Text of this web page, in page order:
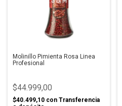
Molinillo Pimienta Rosa Linea
Profesional
$44.999,00
$40.499,10 con Transferencia